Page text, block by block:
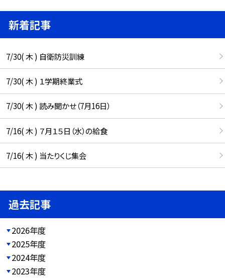
新着記事
7/30( 木 ) 自衛防災訓練
7/30( 木 ) １学期終業式
7/30( 木 ) 読み聞かせ（7月16日）
7/16( 木 ) ７月１５日（水）の給食
7/16( 木 ) 当たりくじ集会
過去記事
2026年度
2025年度
2024年度
2023年度